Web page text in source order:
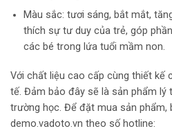
Màu sắc: tươi sáng, bắt mắt,
thích sự tư duy của trẻ, góp
các bé trong lứa tuổi mầm non.
Với chất liệu cao cấp cùng thiết kế
tế. Đảm bảo đây sẽ là sản phẩm lý
trường học. Để đặt mua sản phẩm,
demo.vadoto.vn theo số hotline: